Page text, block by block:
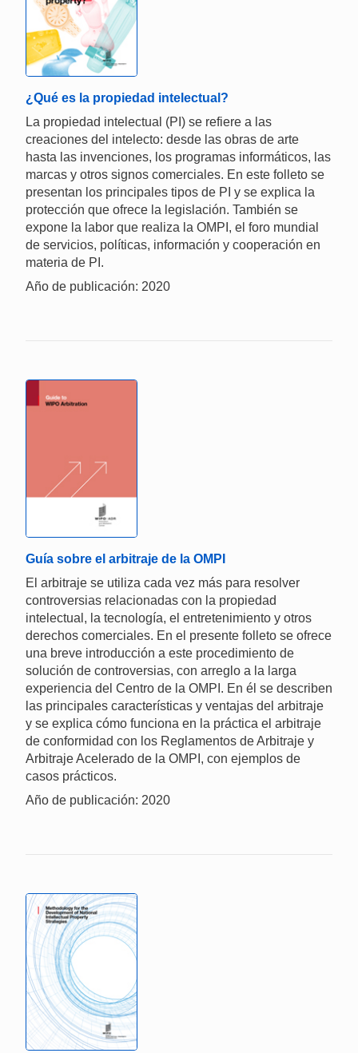
¿Qué es la propiedad intelectual?
La propiedad intelectual (PI) se refiere a las
creaciones del intelecto: desde las obras de arte
hasta las invenciones, los programas informáticos, las
marcas y otros signos comerciales. En este folleto se
presentan los principales tipos de PI y se explica la
protección que ofrece la legislación. También se
expone la labor que realiza la OMPI, el foro mundial
de servicios, políticas, información y cooperación en
materia de PI.
Año de publicación: 2020
Guía sobre el arbitraje de la OMPI
El arbitraje se utiliza cada vez más para resolver
controversias relacionadas con la propiedad
intelectual, la tecnología, el entretenimiento y otros
derechos comerciales. En el presente folleto se ofrece
una breve introducción a este procedimiento de
solución de controversias, con arreglo a la larga
experiencia del Centro de la OMPI. En él se describen
las principales características y ventajas del arbitraje
y se explica cómo funciona en la práctica el arbitraje
de conformidad con los Reglamentos de Arbitraje y
Arbitraje Acelerado de la OMPI, con ejemplos de
casos prácticos.
Año de publicación: 2020